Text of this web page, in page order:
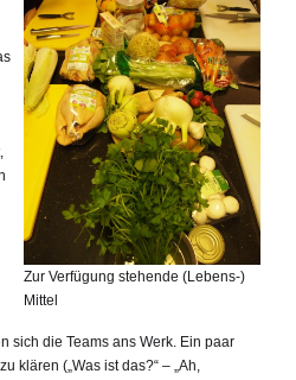
Zur Verfügung stehende (Lebens-)
Mittel
sich die Teams ans Werk. Ein paar
klären („Was ist das?“ – „Ah,